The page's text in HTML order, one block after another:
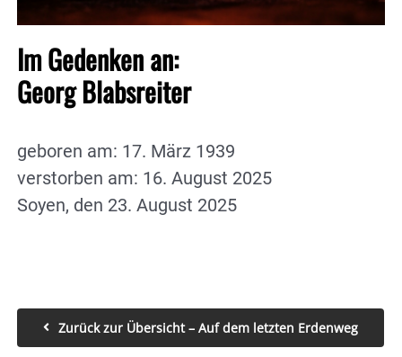
Im Gedenken an:
Georg Blabsreiter
geboren am: 17. März 1939
verstorben am: 16. August 2025
Soyen, den 23. August 2025
Zurück zur Übersicht – Auf dem letzten Erdenweg